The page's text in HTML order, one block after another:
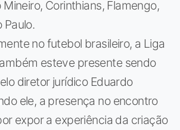
Corinthians, Flamengo,
Paulo.
no futebol brasileiro, a Liga
esteve presente sendo
diretor jurídico Eduardo
ele, a presença no encontro
expor a experiência da criação